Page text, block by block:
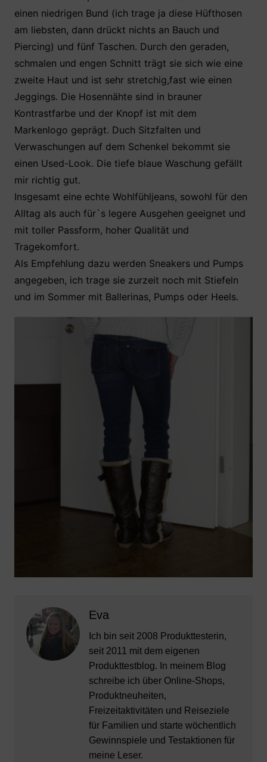
einen niedrigen Bund (ich trage ja diese Hüfthosen
am liebsten, dann drückt nichts an Bauch und
Piercing) und fünf Taschen. Durch den geraden,
schmalen und engen Schnitt trägt sie sich wie eine
zweite Haut und ist sehr stretchig,fast wie einen
Jeggings. Die Hosennähte sind in brauner
Kontrastfarbe und der Knopf ist mit dem
Markenlogo geprägt. Duch Sitzfalten und
Verwaschungen auf dem Schenkel bekommt sie
einen Used-Look. Die tiefe blaue Waschung gefällt
mir richtig gut.
Insgesamt eine echte Wohlfühljeans, sowohl für den
Alltag als auch für`s legere Ausgehen geeignet und
mit toller Passform, hoher Qualität und
Tragekomfort.
Als Empfehlung dazu werden Sneakers und Pumps
angegeben, ich trage sie zurzeit noch mit Stiefeln
und im Sommer mit Ballerinas, Pumps oder Heels.
Eva
Ich bin seit 2008 Produkttesterin,
seit 2011 mit dem eigenen
Produkttestblog. In meinem Blog
schreibe ich über Online-Shops,
Produktneuheiten,
Freizeitaktivitäten und Reiseziele
für Familien und starte wöchentlich
Gewinnspiele und Testaktionen für
meine Leser.